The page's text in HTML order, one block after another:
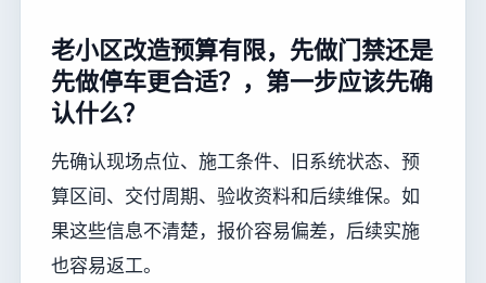
老小区改造预算有限，先做门禁还是
先做停车更合适？，第一步应该先确
认什么？
先确认现场点位、施工条件、旧系统状态、预
算区间、交付周期、验收资料和后续维保。如
果这些信息不清楚，报价容易偏差，后续实施
也容易返工。